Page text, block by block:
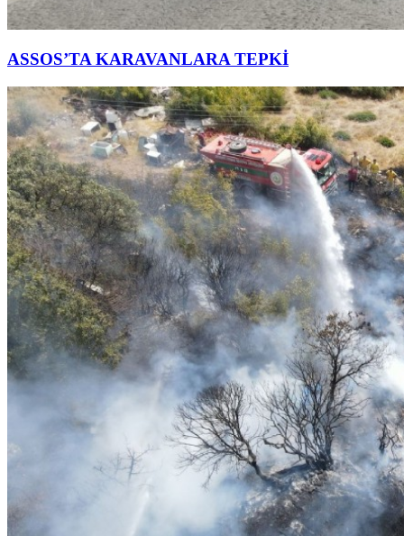
ASSOS’TA KARAVANLARA TEPKİ